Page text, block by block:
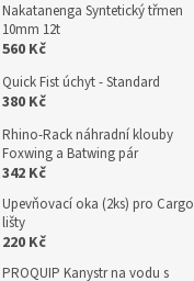
Nakatanenga Syntetický třmen
10mm 12t
560 Kč
Quick Fist úchyt - Standard
380 Kč
Rhino-Rack náhradní klouby
Foxwing a Batwing pár
342 Kč
Upevňovací oka (2ks) pro Cargo
lišty
220 Kč
PROQUIP Kanystr na vodu s